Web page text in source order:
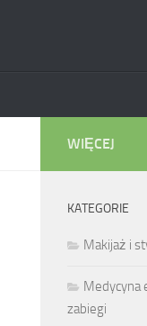
WIĘCEJ
KATEGORIE
Makijaż i
Medycyna
zabiegi